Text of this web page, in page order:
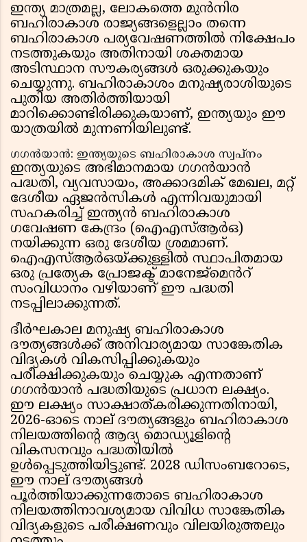
ഇന്ത്യ മാത്രമല്ല, ലോകത്തെ മുൻനിര
ബഹിരാകാശ രാജ്യങ്ങളെല്ലാം തന്നെ
ബഹിരാകാശ പര്യവേഷണത്തിൽ നിക്ഷേപം
നടത്തുകയും അതിനായി ശക്തമായ
അടിസ്ഥാന സൗകര്യങ്ങൾ ഒരുക്കുകയും
ചെയ്യുന്നു. ബഹിരാകാശം മനുഷ്യരാശിയുടെ
പുതിയ അതിർത്തിയായി
മാറിക്കൊണ്ടിരിക്കുകയാണ്, ഇന്ത്യയും ഈ
യാത്രയിൽ മുന്നണിയിലുണ്ട്.
ഗഗൻയാൻ: ഇന്ത്യയുടെ ബഹിരാകാശ സ്വപ്നം
ഇന്ത്യയുടെ അഭിമാനമായ ഗഗൻയാൻ
പദ്ധതി, വ്യവസായം, അക്കാദമിക് മേഖല, മറ്റ്
ദേശീയ ഏജൻസികൾ എന്നിവയുമായി
സഹകരിച്ച് ഇന്ത്യൻ ബഹിരാകാശ
ഗവേഷണ കേന്ദ്രം (ഐഎസ്ആർഒ)
നയിക്കുന്ന ഒരു ദേശീയ ശ്രമമാണ്.
ഐഎസ്ആർഒയ്ക്കുള്ളിൽ സ്ഥാപിതമായ
ഒരു പ്രത്യേക പ്രോജക്ട് മാനേജ്‌മെൻറ്
സംവിധാനം വഴിയാണ് ഈ പദ്ധതി
നടപ്പിലാക്കുന്നത്.
ദീർഘകാല മനുഷ്യ ബഹിരാകാശ
ദൗത്യങ്ങൾക്ക് അനിവാര്യമായ സാങ്കേതിക
വിദ്യകൾ വികസിപ്പിക്കുകയും
പരീക്ഷിക്കുകയും ചെയ്യുക എന്നതാണ്
ഗഗൻയാൻ പദ്ധതിയുടെ പ്രധാന ലക്ഷ്യം.
ഈ ലക്ഷ്യം സാക്ഷാത്കരിക്കുന്നതിനായി,
2026-ഓടെ നാല് ദൗത്യങ്ങളും ബഹിരാകാശ
നിലയത്തിന്റെ ആദ്യ മൊഡ്യൂളിന്റെ
വികസനവും പദ്ധതിയിൽ
ഉൾപ്പെടുത്തിയിട്ടുണ്ട്. 2028 ഡിസംബറോടെ,
ഈ നാല് ദൗത്യങ്ങൾ
പൂർത്തിയാക്കുന്നതോടെ ബഹിരാകാശ
നിലയത്തിനാവശ്യമായ വിവിധ സാങ്കേതിക
വിദ്യകളുടെ പരീക്ഷണവും വിലയിരുത്തലും